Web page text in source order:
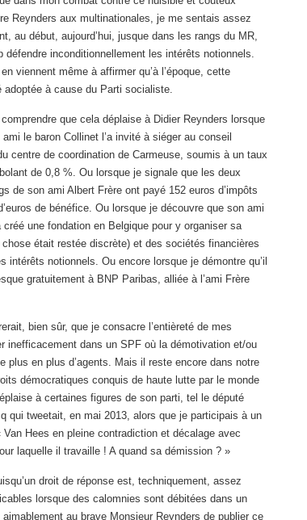
Reynders aux multinationales, je me sentais assez
au début, aujourd’hui, jusque dans les rangs du MR,
défendre inconditionnellement les intérêts notionnels.
viennent même à affirmer qu’à l’époque, cette
adoptée à cause du Parti socialiste.
que cela déplaise à Didier Reynders lorsque
le baron Collinet l’a invité à siéger au conseil
centre de coordination de Carmeuse, soumis à un taux
de 0,8 %. Ou lorsque je signale que les deux
de son ami Albert Frère ont payé 152 euros d’impôts
de bénéfice. Ou lorsque je découvre que son ami
créé une fondation en Belgique pour y organiser sa
était restée discrète) et des sociétés financières
intérêts notionnels. Ou encore lorsque je démontre qu’il
gratuitement à BNP Paribas, alliée à l’ami Frère
bien sûr, que je consacre l’entièreté de mes
inefficacement dans un SPF où la démotivation et/ou
plus en plus d’agents. Mais il reste encore dans notre
démocratiques conquis de haute lutte par le monde
à certaines figures de son parti, tel le député
qui tweetait, en mai 2013, alors que je participais à un
Hees en pleine contradiction et décalage avec
laquelle il travaille ! A quand sa démission ? »
droit de réponse est, techniquement, assez
lorsque des calomnies sont débitées dans un
aimablement au brave Monsieur Reynders de publier ce